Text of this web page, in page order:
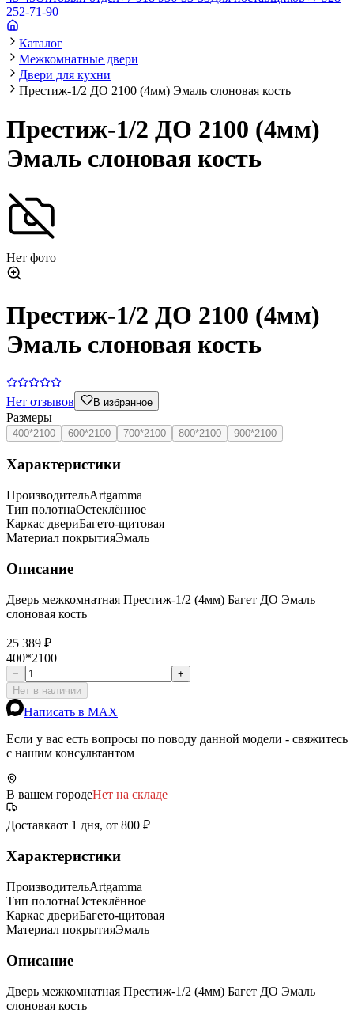
252-71-90
Каталог
Межкомнатные двери
Двери для кухни
Престиж-1/2 ДО 2100 (4мм) Эмаль слоновая кость
Престиж-1/2 ДО 2100 (4мм)
Эмаль слоновая кость
Нет фото
Престиж-1/2 ДО 2100 (4мм)
Эмаль слоновая кость
Нет отзывов В избранное
Размеры
400*2100 600*2100 700*2100 800*2100 900*2100
Характеристики
ПроизводительArtgamma
Тип полотнаОстеклённое
Каркас двериБагето-щитовая
Материал покрытияЭмаль
Описание
Дверь межкомнатная Престиж-1/2 (4мм) Багет ДО Эмаль
слоновая кость
25 389 ₽
400*2100
−
+
Нет в наличии
Написать в MAX
Если у вас есть вопросы по поводу данной модели - свяжитесь
с нашим консультантом
В вашем городеНет на складе
Доставкаот 1 дня, от 800 ₽
Характеристики
ПроизводительArtgamma
Тип полотнаОстеклённое
Каркас двериБагето-щитовая
Материал покрытияЭмаль
Описание
Дверь межкомнатная Престиж-1/2 (4мм) Багет ДО Эмаль
слоновая кость